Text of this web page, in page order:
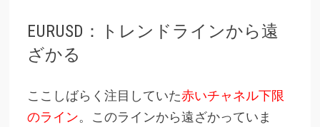
EURUSD：トレンドラインから遠
ざかる
ここしばらく注目していた赤いチャネル下限
のライン。このラインから遠ざかっていま